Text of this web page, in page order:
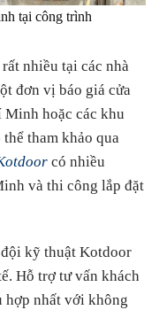
tại công trình
nhiều tại các nhà
đơn vị báo giá cửa
hoặc các khu
tham khảo qua
có nhiều
và thi công lắp đặt
kỹ thuật Kotdoor
Hỗ trợ tư vấn khách
hợp nhất với không